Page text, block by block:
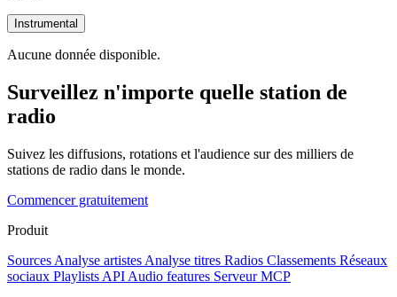
Instrumental
Aucune donnée disponible.
Surveillez n'importe quelle station de
radio
Suivez les diffusions, rotations et l'audience sur des milliers de
stations de radio dans le monde.
Commencer gratuitement
Produit
Sources Analyse artistes Analyse titres Radios Classements Réseaux
sociaux Playlists API Audio features Serveur MCP